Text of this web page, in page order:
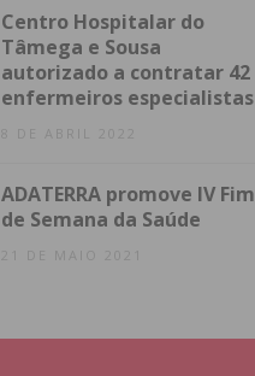
Centro Hospitalar do
Tâmega e Sousa
autorizado a contratar 42
enfermeiros especialistas
8 DE ABRIL 2022
ADATERRA promove IV Fim
de Semana da Saúde
21 DE MAIO 2021